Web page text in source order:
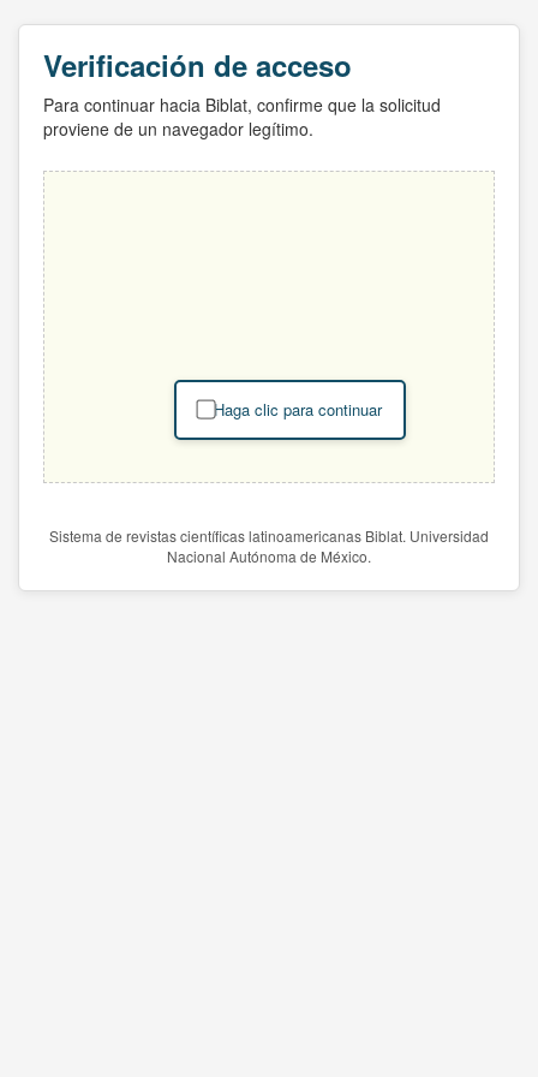
Verificación de acceso
Para continuar hacia Biblat, confirme que la solicitud
proviene de un navegador legítimo.
Haga clic para continuar
Sistema de revistas científicas latinoamericanas Biblat. Universidad
Nacional Autónoma de México.